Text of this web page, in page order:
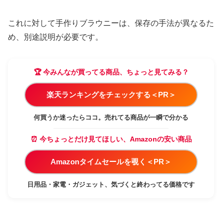
これに対して手作りブラウニーは、保存の手法が異なるた
め、別途説明が必要です。
🏆 今みんなが買ってる商品、ちょっと見てみる？
楽天ランキングをチェックする＜PR＞
何買うか迷ったらココ。売れてる商品が一瞬で分かる
⏰ 今ちょっとだけ見てほしい、Amazonの安い商品
Amazonタイムセールを覗く＜PR＞
日用品・家電・ガジェット、気づくと終わってる価格です